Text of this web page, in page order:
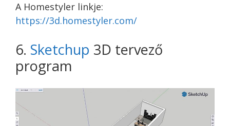
A Homestyler linkje:
https://3d.homestyler.com/
6. Sketchup 3D tervező
program